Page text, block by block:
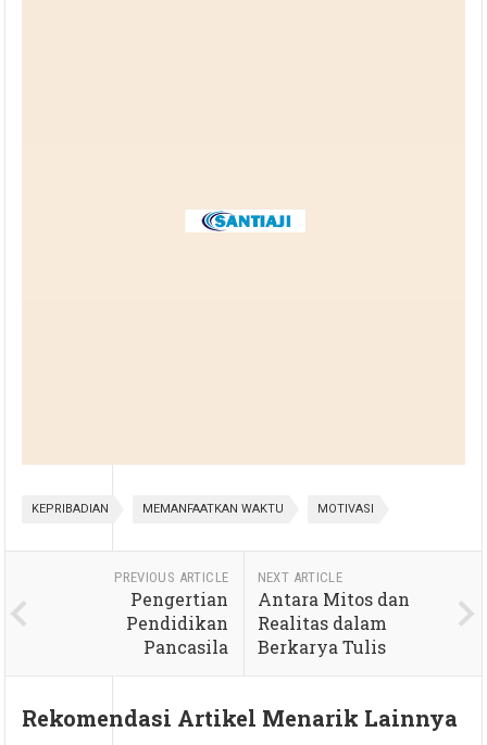
KEPRIBADIAN MEMANFAATKAN WAKTU MOTIVASI
PREVIOUS ARTICLE
Pengertian
Pendidikan
Pancasila
NEXT ARTICLE
Antara Mitos dan
Realitas dalam
Berkarya Tulis
Rekomendasi Artikel Menarik Lainnya